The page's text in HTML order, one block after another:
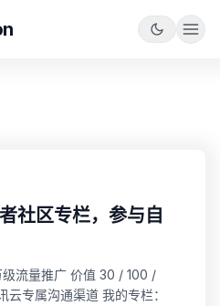
社区专栏，参与自
流量推广 价值 30 / 100 /
专属沟通渠道 我的专栏：